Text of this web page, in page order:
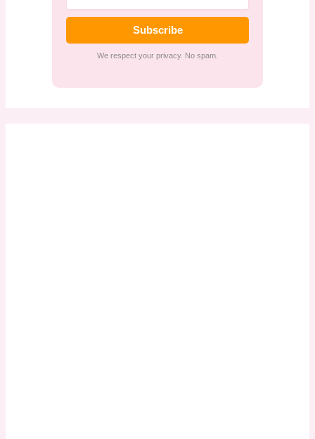
Subscribe
We respect your privacy. No spam.